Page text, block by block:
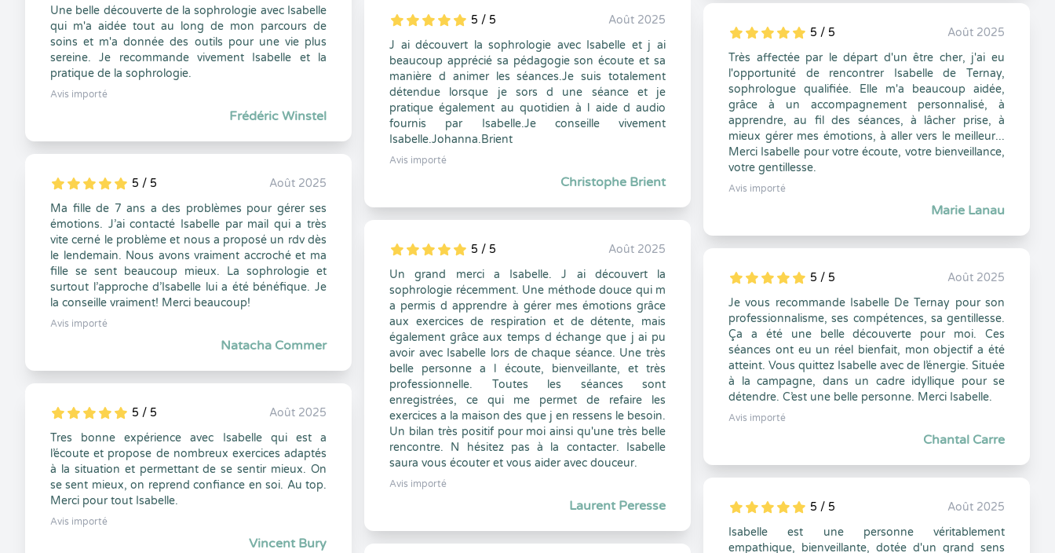
Une belle découverte de la sophrologie avec Isabelle
qui m'a aidée tout au long de mon parcours de
soins et m'a donnée des outils pour une vie plus
sereine. Je recommande vivement Isabelle et la
pratique de la sophrologie.
Avis importé
Frédéric Winstel
5
1
5
0 5 / 5
Août 2025
Ma fille de 7 ans a des problèmes pour gérer ses
émotions. J’ai contacté Isabelle par mail qui a très
vite cerné le problème et nous a proposé un rdv dès
le lendemain. Nous avons vraiment accroché et ma
fille se sent beaucoup mieux. La sophrologie et
surtout l’approche d’Isabelle lui a été bénéfique. Je
la conseille vraiment! Merci beaucoup!
Avis importé
Natacha Commer
5
1
5
0 5 / 5
Août 2025
Tres bonne expérience avec Isabelle qui est a
l’écoute et propose de nombreux exercices adaptés
à la situation et permettant de se sentir mieux. On
se sent mieux, on reprend confiance en soi. Au top.
Merci pour tout Isabelle.
Avis importé
Vincent Bury
5
1
5
0 5 / 5
Août 2025
J ai découvert la sophrologie avec Isabelle et j ai
beaucoup apprécié sa pédagogie son écoute et sa
manière d animer les séances.Je suis totalement
détendue lorsque je sors d une séance et je
pratique également au quotidien à l aide d audio
fournis par Isabelle.Je conseille vivement
Isabelle.Johanna.Brient
Avis importé
Christophe Brient
5
1
5
0 5 / 5
Août 2025
Un grand merci a Isabelle. J ai découvert la
sophrologie récemment. Une méthode douce qui m
a permis d apprendre à gérer mes émotions grâce
aux exercices de respiration et de détente, mais
également grâce aux temps d échange que j ai pu
avoir avec Isabelle lors de chaque séance. Une très
belle personne a l écoute, bienveillante, et très
professionnelle. Toutes les séances sont
enregistrées, ce qui me permet de refaire les
exercices a la maison des que j en ressens le besoin.
Un bilan très positif pour moi ainsi qu'une très belle
rencontre. N hésitez pas à la contacter. Isabelle
saura vous écouter et vous aider avec douceur.
Avis importé
Laurent Peresse
5
1
5
0 5 / 5
Août 2025
Très affectée par le départ d'un être cher, j'ai eu
l'opportunité de rencontrer Isabelle de Ternay,
sophrologue qualifiée. Elle m'a beaucoup aidée,
grâce à un accompagnement personnalisé, à
apprendre, au fil des séances, à lâcher prise, à
mieux gérer mes émotions, à aller vers le meilleur...
Merci Isabelle pour votre écoute, votre bienveillance,
votre gentillesse.
Avis importé
Marie Lanau
5
1
5
0 5 / 5
Août 2025
Je vous recommande Isabelle De Ternay pour son
professionnalisme, ses compétences, sa gentillesse.
Ça a été une belle découverte pour moi. Ces
séances ont eu un réel bienfait, mon objectif a été
atteint. Vous quittez Isabelle avec de l’énergie. Située
à la campagne, dans un cadre idyllique pour se
détendre. C’est une belle personne. Merci Isabelle.
Avis importé
Chantal Carre
5
1
5
0 5 / 5
Août 2025
Isabelle est une personne véritablement
empathique, bienveillante, dotée d'un grand sens